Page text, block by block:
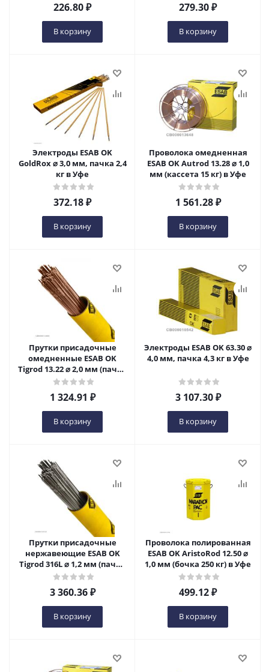
226.80₽
В корзину
279.30₽
В корзину
Электроды ESAB OK
GoldRox ⌀ 3,0 мм, пачка 2,4
кг в Уфе
372.18₽
В корзину
Проволока омедненная
ESAB OK Autrod 13.28 ⌀ 1,0
мм (кассета 15 кг) в Уфе
1 561.28₽
В корзину
Прутки присадочные
омедненные ESAB OK
Tigrod 13.22 ⌀ 2,0 мм (пачка
5 кг) в Уфе
1 324.91 ₽
В корзину
Электроды ESAB OK 63.30 ⌀
4,0 мм, пачка 4,3 кг в Уфе
3 107.30₽
В корзину
Прутки присадочные
нержавеющие ESAB OK
Tigrod 316L ⌀ 1,2 мм (пачка
5 кг) в Уфе
3 360.36₽
В корзину
Проволока полированная
ESAB OK AristoRod 12.50 ⌀
1,0 мм (бочка 250 кг) в Уфе
499.12₽
В корзину